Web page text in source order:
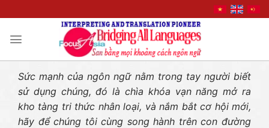
Sức mạnh của ngôn ngữ nằm trong tay người biết
sử dụng chúng, đó là chìa khóa vạn năng mở ra
kho tàng tri thức nhân loại, và nắm bắt cơ hội mới,
hãy để chúng tôi cùng song hành trên con đường